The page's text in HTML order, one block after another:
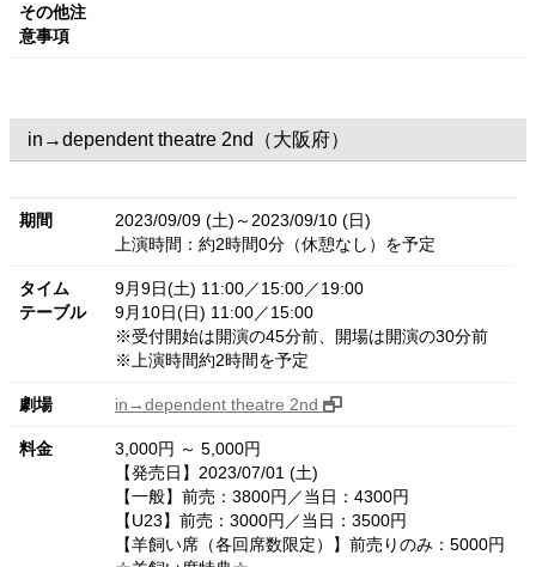
その他注
意事項
in→dependent theatre 2nd（大阪府）
期間
2023/09/09 (土)～2023/09/10 (日)
上演時間：約2時間0分（休憩なし）を予定
タイム
テーブル
9月9日(土) 11:00／15:00／19:00
9月10日(日) 11:00／15:00
※受付開始は開演の45分前、開場は開演の30分前
※上演時間約2時間を予定
劇場 in→dependent theatre 2nd
料金
3,000円 ～ 5,000円
【発売日】2023/07/01 (土)
【一般】前売：3800円／当日：4300円
【U23】前売：3000円／当日：3500円
【羊飼い席（各回席数限定）】前売りのみ：5000円